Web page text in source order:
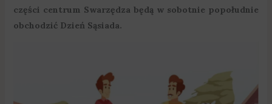
części centrum Swarzędza będą w sobotnie popołudnie
obchodzić Dzień Sąsiada.